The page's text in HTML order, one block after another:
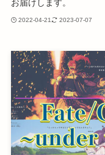
お届けします。
2022-04-21 2023-07-07